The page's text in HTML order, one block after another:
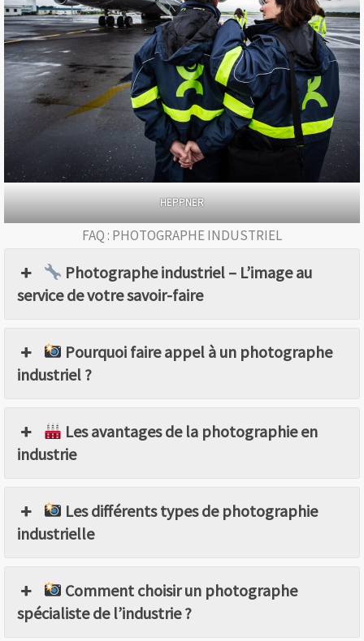
HEPPNER
FAQ : PHOTOGRAPHE INDUSTRIEL
Photographe industriel – L’image au
service de votre savoir-faire
Pourquoi faire appel à un photographe
industriel ?
Les avantages de la photographie en
industrie
Les différents types de photographie
industrielle
Comment choisir un photographe
spécialiste de l’industrie ?